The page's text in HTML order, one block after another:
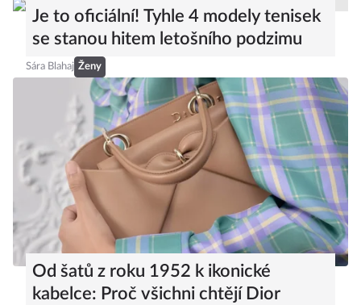
Je to oficiální! Tyhle 4 modely tenisek
se stanou hitem letošního podzimu
Sára Blahaj Ženy
Od šatů z roku 1952 k ikonické
kabelce: Proč všichni chtějí Dior